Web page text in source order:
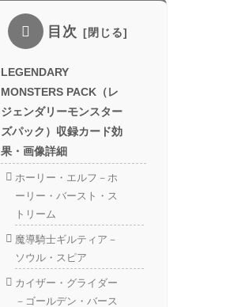
目次
LEGENDARY
MONSTERS PACK（レ
ジェンダリーモンスター
ズパック）収録カード効
果・画像詳細
ホーリー・エルフ－ホ
ーリー・バースト・ス
トリーム
魔導騎士ギルティア－
ソウル・スピア
カイザー・グライダー
－ゴールデン・バース